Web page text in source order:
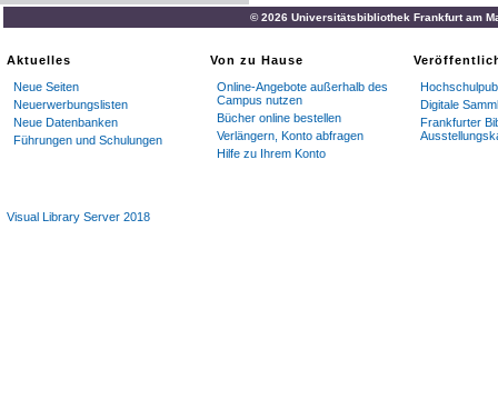
© 2026 Universitätsbibliothek Frankfurt am
Aktuelles
Neue Seiten
Neuerwerbungslisten
Neue Datenbanken
Führungen und Schulungen
Von zu Hause
Online-Angebote außerhalb des
Campus nutzen
Bücher online bestellen
Verlängern, Konto abfragen
Hilfe zu Ihrem Konto
Digitale
Frankfurter
Visual Library Server 2018